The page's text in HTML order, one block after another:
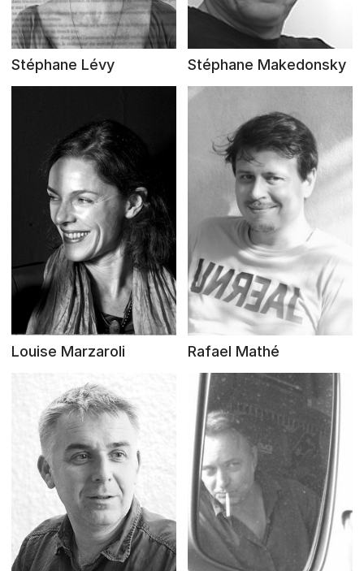
Stéphane Lévy Stéphane Makedonsky
Louise Marzaroli Rafael Mathé